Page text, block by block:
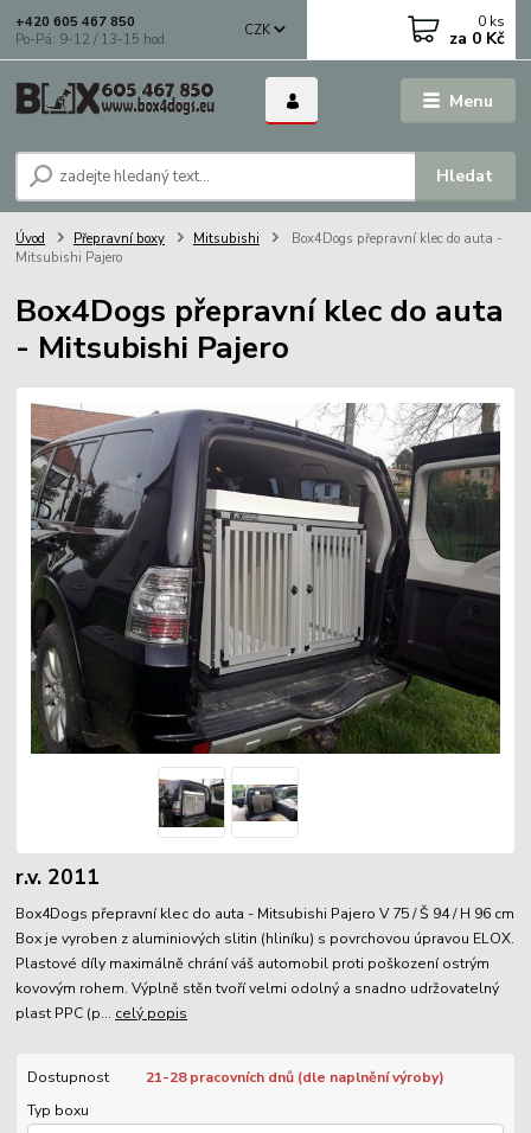
Menu
CZK
Hledat
+420 605 467 850
Po-Pá: 9-12 / 13-15 hod.
0 ks
za 0 Kč
Úvod Přepravní boxy Mitsubishi
Box4Dogs přepravní klec do auta -
Mitsubishi Pajero
Box4Dogs přepravní klec do auta
- Mitsubishi Pajero
r.v. 2011
Box4Dogs přepravní klec do auta - Mitsubishi Pajero V 75 / Š 94 / H 96 cm
Box je vyroben z aluminiových slitin (hliníku) s povrchovou úpravou ELOX.
Plastové díly maximálně chrání váš automobil proti poškození ostrým
kovovým rohem. Výplně stěn tvoří velmi odolný a snadno udržovatelný
plast PPC (p... celý popis
Dostupnost
21-28 pracovních dnů (dle naplnění výroby)
Typ boxu